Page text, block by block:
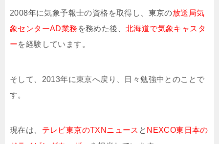
2008年に気象予報士の資格を取得し、東京の放送局気
象センターAD業務 を務めた後、北海道で気象キャスタ
ーを経験しています。
そして、2013年に東京へ戻り、日々勉強中とのことで
す。
現在は、 テレビ東京のTXNニュース と NEXCO東日本の